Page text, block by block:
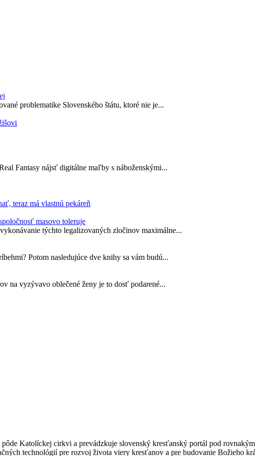
problematike Slovenského štátu, ktoré nie je...
Fantasy nájsť digitálne maľby s náboženskými...
teraz má vlastnú pekáreň
masovo toleruje
týchto legalizovaných zločinov maximálne...
Potom nasledujúce dve knihy sa vám budú...
na vyzývavo oblečené ženy je to dosť podarené...
Katolíckej cirkvi a prevádzkuje slovenský kresťanský portál pod
technológií pre rozvoj života viery kresťanov a pre budovanie Božieho